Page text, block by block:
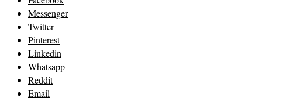
Messenger
Twitter
Pinterest
Linkedin
Whatsapp
Reddit
Email